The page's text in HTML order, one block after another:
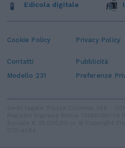
Cookie Policy Privacy Policy
Contatti Pubblicità
Modello 231
Preferenze
Edicola digitale